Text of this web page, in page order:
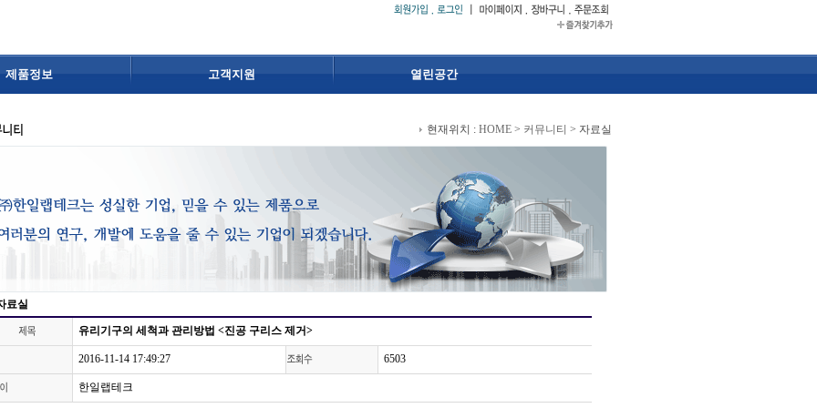
제품정보 고객지원 열린공간
현재위치 : HOME > 커뮤니티 > 자료실
료실
유리기구의 세척과 관리방법 <진공 구리스 제거>
2016-11-14 17:49:27 6503
한일랩테크